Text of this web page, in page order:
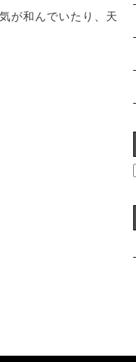
が和んでいたり、天